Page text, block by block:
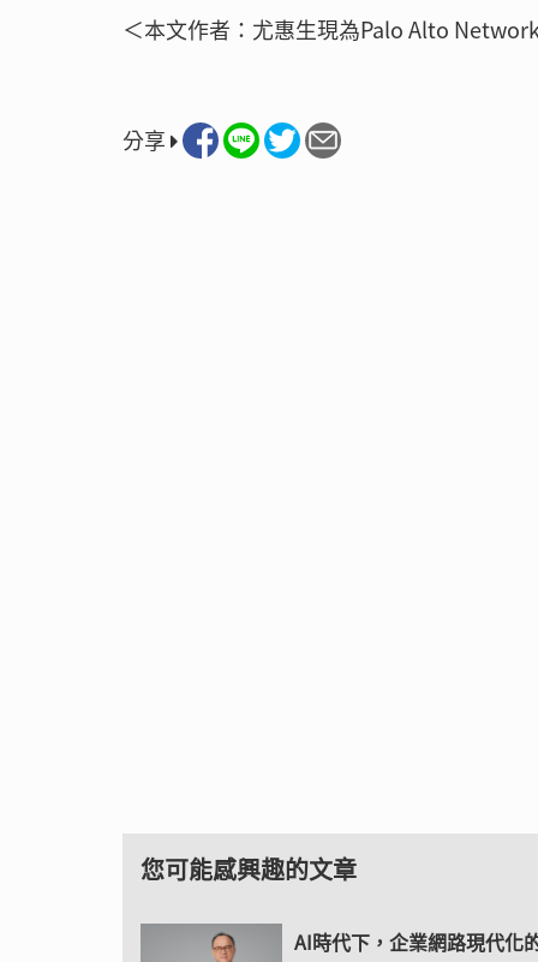
＜本文作者：尤惠生現為Palo Alto
分享
您可能感興趣的文章
AI時代下，企業網路現代化